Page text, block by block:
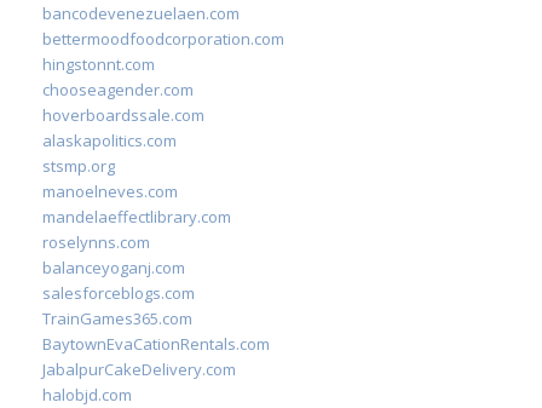
bancodevenezuelaen.com
bettermoodfoodcorporation.com
hingstonnt.com
chooseagender.com
hoverboardssale.com
alaskapolitics.com
stsmp.org
manoelneves.com
mandelaeffectlibrary.com
roselynns.com
balanceyoganj.com
salesforceblogs.com
TrainGames365.com
BaytownEvaCationRentals.com
JabalpurCakeDelivery.com
halobjd.com